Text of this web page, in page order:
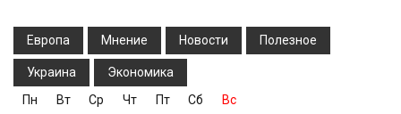
Европа Мнение Новости Полезное
Украина Экономика
Пн Вт Ср Чт Пт Сб Вс